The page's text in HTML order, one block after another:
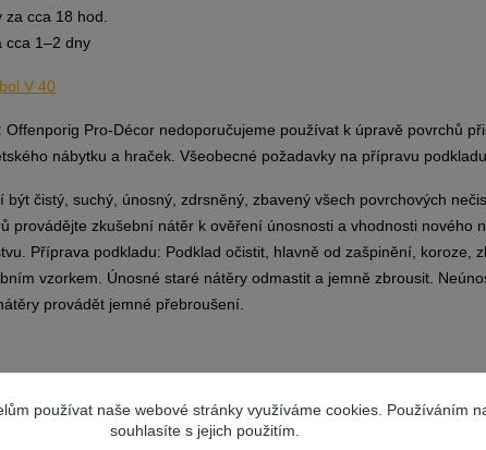
cca 18 hod.
cca 1–2 dny
V 40
Offenporig Pro-Décor nedoporučujeme používat k úpravě povrchů
nábytku a hraček. Všeobecné požadavky na přípravu
být čistý, suchý, únosný, zdrsněný, zbavený všech povrchových
provádějte zkušební nátěr k ověření únosnosti a vhodnosti nového
Příprava podkladu: Podklad očistit, hlavně od zašpinění, koroze,
vzorkem. Únosné staré nátěry odmastit a jemně zbrousit.
provádět jemné přebroušení.
2
používat naše webové stránky využíváme cookies. Používáním
souhlasíte s jejich použitím.